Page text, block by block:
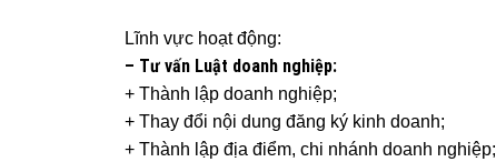
Lĩnh vực hoạt động:
– Tư vấn Luật doanh nghiệp:
+ Thành lập doanh nghiệp;
+ Thay đổi nội dung đăng ký kinh doanh;
+ Thành lập địa điểm, chi nhánh doanh nghiệp;